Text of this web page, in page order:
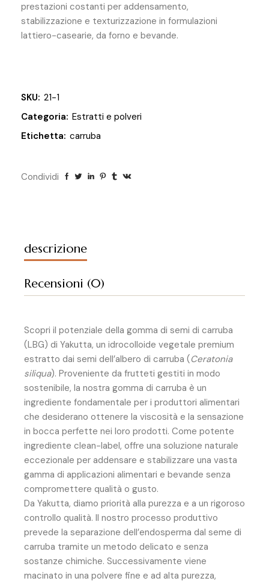
prestazioni costanti per addensamento,
stabilizzazione e texturizzazione in formulazioni
lattiero-casearie, da forno e bevande.
SKU: 21-1
Categoria: Estratti e polveri
Etichetta: carruba
Condividi
descrizione
Recensioni (0)
Scopri il potenziale della gomma di semi di carruba
(LBG) di Yakutta, un idrocolloide vegetale premium
estratto dai semi dell’albero di carruba (Ceratonia
siliqua). Proveniente da frutteti gestiti in modo
sostenibile, la nostra gomma di carruba è un
ingrediente fondamentale per i produttori alimentari
che desiderano ottenere la viscosità e la sensazione
in bocca perfette nei loro prodotti. Come potente
ingrediente clean-label, offre una soluzione naturale
eccezionale per addensare e stabilizzare una vasta
gamma di applicazioni alimentari e bevande senza
compromettere qualità o gusto.
Da Yakutta, diamo priorità alla purezza e a un rigoroso
controllo qualità. Il nostro processo produttivo
prevede la separazione dell’endosperma dal seme di
carruba tramite un metodo delicato e senza
sostanze chimiche. Successivamente viene
macinato in una polvere fine e ad alta purezza,